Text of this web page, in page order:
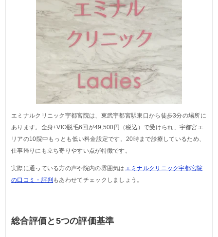
エミナルクリニック宇都宮院は、東武宇都宮駅東口から徒歩3分の場所に
あります。全身+VIO脱毛6回が49,500円（税込）で受けられ、宇都宮エ
リアの10院中もっとも低い料金設定です。20時まで診療しているため、
仕事帰りにも立ち寄りやすい点が特徴です。
実際に通っている方の声や院内の雰囲気はエミナルクリニック宇都宮院
の口コミ・評判 もあわせてチェックしましょう。
総合評価と5つの評価基準